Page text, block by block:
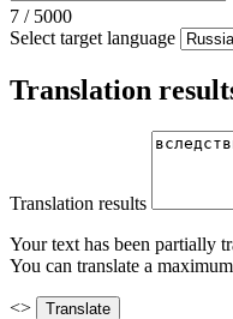
7 / 5000
Select target language
Translation
Translation results
Your text has been partially
You can translate a
<>